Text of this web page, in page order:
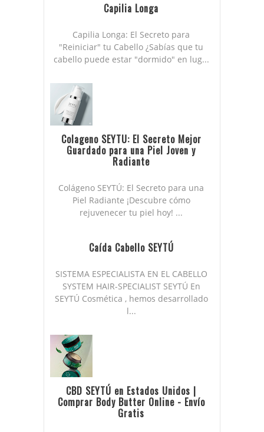
Capilia Longa
Capilia Longa: El Secreto para
"Reiniciar" tu Cabello ¿Sabías que tu
cabello puede estar "dormido" en lug...
Colageno SEYTU: El Secreto Mejor
Guardado para una Piel Joven y
Radiante
Colágeno SEYTÚ: El Secreto para una
Piel Radiante ¡Descubre cómo
rejuvenecer tu piel hoy! ...
Caída Cabello SEYTÚ
SISTEMA ESPECIALISTA EN EL CABELLO
SYSTEM HAIR-SPECIALIST SEYTÚ En
SEYTÚ Cosmética , hemos desarrollado
l...
CBD SEYTÚ en Estados Unidos |
Comprar Body Butter Online - Envío
Gratis